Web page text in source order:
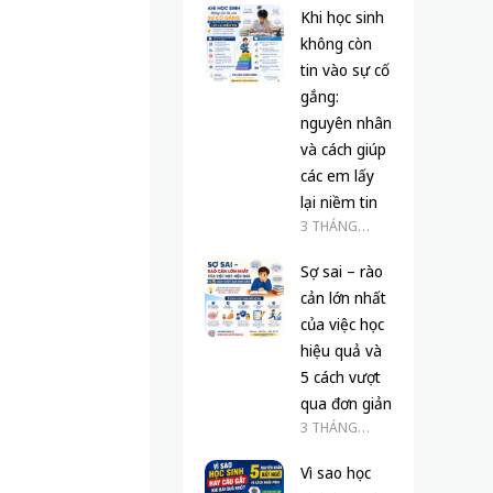
Khi học sinh
không còn
tin vào sự cố
gắng:
nguyên nhân
và cách giúp
các em lấy
lại niềm tin
3 THÁNG
Sợ sai – rào
cản lớn nhất
của việc học
hiệu quả và
5 cách vượt
qua đơn giản
3 THÁNG
Vì sao học